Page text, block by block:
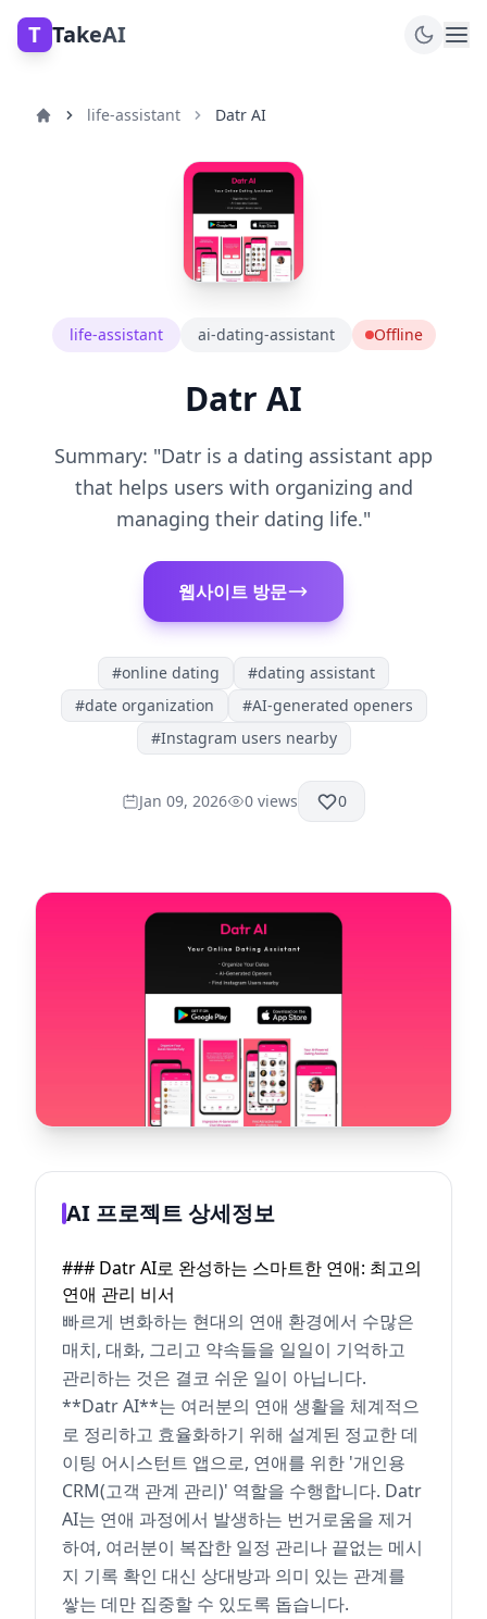
T TakeAI
life-assistant Datr AI
life-assistant ai-dating-assistant Offline
Datr AI
Summary: "Datr is a dating assistant app
that helps users with organizing and
managing their dating life."
웹사이트 방문
#online dating #dating assistant
#date organization #AI-generated openers
#Instagram users nearby
Jan 09, 2026 0 views 0
AI 프로젝트 상세정보
### Datr AI로 완성하는 스마트한 연애: 최고의
연애 관리 비서
빠르게 변화하는 현대의 연애 환경에서 수많은
매치, 대화, 그리고 약속들을 일일이 기억하고
관리하는 것은 결코 쉬운 일이 아닙니다.
**Datr AI**는 여러분의 연애 생활을 체계적으
로 정리하고 효율화하기 위해 설계된 정교한 데
이팅 어시스턴트 앱으로, 연애를 위한 '개인용
CRM(고객 관계 관리)' 역할을 수행합니다. Datr
AI는 연애 과정에서 발생하는 번거로움을 제거
하여, 여러분이 복잡한 일정 관리나 끝없는 메시
지 기록 확인 대신 상대방과 의미 있는 관계를
쌓는 데만 집중할 수 있도록 돕습니다.